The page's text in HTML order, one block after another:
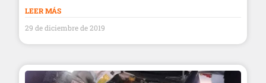
LEER MÁS
29 de diciembre de 2019